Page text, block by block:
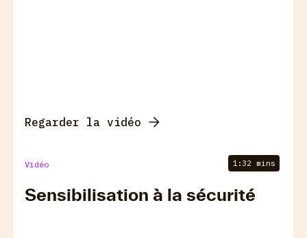
Regarder la vidéo
Vidéo 1:32 mins
Sensibilisation à la sécurité